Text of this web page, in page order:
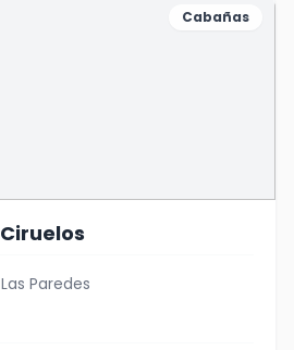
Cabañas
Paredes